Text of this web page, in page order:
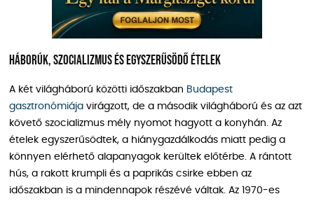
Háborúk, szocializmus és egyszerűsödő ételek
A két világháború közötti időszakban Budapest
gasztronómiája virágzott, de a második világháború és az azt
követő szocializmus mély nyomot hagyott a konyhán. Az
ételek egyszerűsödtek, a hiánygazdálkodás miatt pedig a
könnyen elérhető alapanyagok kerültek előtérbe. A rántott
hús, a rakott krumpli és a paprikás csirke ebben az
időszakban is a mindennapok részévé váltak. Az 1970-es